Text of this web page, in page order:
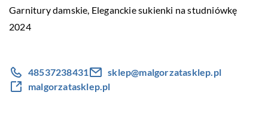
Garnitury damskie, Eleganckie sukienki na studniówkę
2024
48537238431
sklep@malgorzatasklep.pl
malgorzatasklep.pl